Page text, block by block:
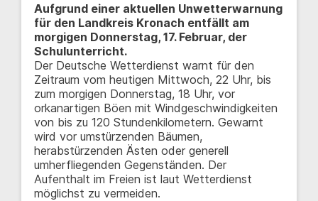
Aufgrund einer aktuellen Unwetterwarnung
für den Landkreis Kronach entfällt am
morgigen Donnerstag, 17. Februar, der
Schulunterricht.
Der Deutsche Wetterdienst warnt für den
Zeitraum vom heutigen Mittwoch, 22 Uhr, bis
zum morgigen Donnerstag, 18 Uhr, vor
orkanartigen Böen mit Windgeschwindigkeiten
von bis zu 120 Stundenkilometern. Gewarnt
wird vor umstürzenden Bäumen,
herabstürzenden Ästen oder generell
umherfliegenden Gegenständen. Der
Aufenthalt im Freien ist laut Wetterdienst
möglichst zu vermeiden.